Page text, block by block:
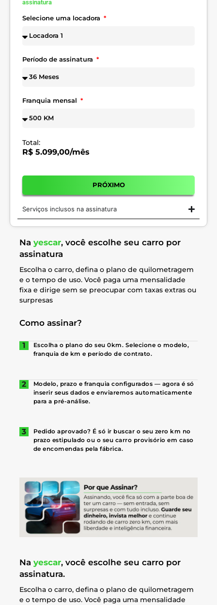
assinatura
Selecione uma locadora
Período de assinatura
Franquia mensal
Total:
R$ 5.099,00/mês
PRÓXIMO
Serviços inclusos na assinatura
Na yescar, você escolhe seu carro por
assinatura
Escolha o carro, defina o plano de quilometragem
e o tempo de uso. Você paga uma mensalidade
fixa e dirige sem se preocupar com taxas extras ou
surpresas
Como assinar?
Escolha o plano do seu 0km. Selecione o modelo,
franquia de km e período de contrato.
Modelo, prazo e franquia configurados — agora é só
inserir seus dados e enviaremos automaticamente
para a pré-análise.
Pedido aprovado? É só ir buscar o seu zero km no
prazo estipulado ou o seu carro provisório em caso
de encomendas pela fábrica.
Na yescar, você escolhe seu carro por
assinatura.
Escolha o carro, defina o plano de quilometragem
e o tempo de uso. Você paga uma mensalidade